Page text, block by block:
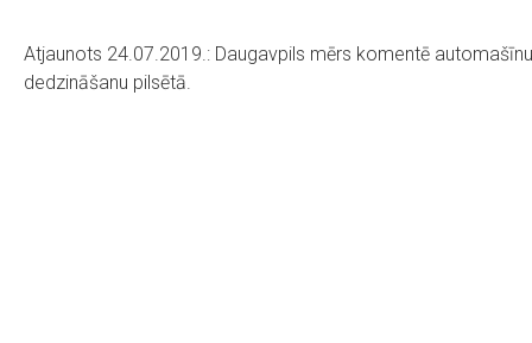
Atjaunots 24.07.2019.: Daugavpils mērs komentē automašīnu
dedzināšanu pilsētā.